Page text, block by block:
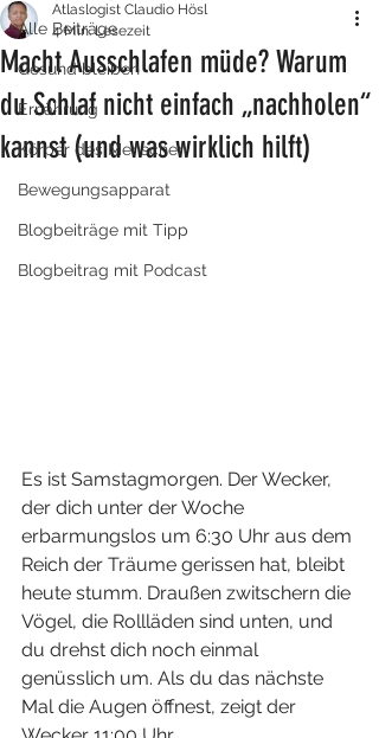
Alle Beiträge
Gesund bleiben
Ernährung
Körper des Menschen
Bewegungsapparat
Blogbeiträge mit Tipp
Blogbeitrag mit Podcast
Macht Ausschlafen müde? Warum
du Schlaf nicht einfach „nachholen“
kannst (und was wirklich hilft)
Atlaslogist Claudio Hösl
4 Min. Lesezeit
Es ist Samstagmorgen. Der Wecker,
der dich unter der Woche
erbarmungslos um 6:30 Uhr aus dem
Reich der Träume gerissen hat, bleibt
heute stumm. Draußen zwitschern die
Vögel, die Rollläden sind unten, und
du drehst dich noch einmal
genüsslich um. Als du das nächste
Mal die Augen öffnest, zeigt der